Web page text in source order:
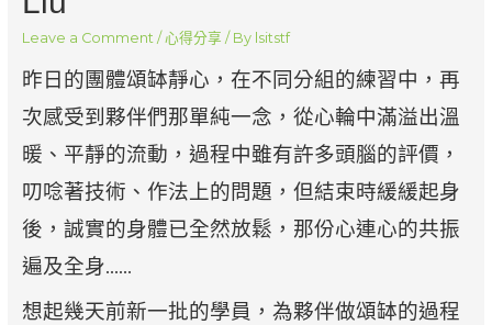
Leave a Comment /心得分享 / By lsitstf
昨日的團體頌缽靜心，在不同分組的練習中，再
次感受到夥伴們那單純一念，從心輪中滿溢出溫
暖、平靜的流動，過程中雖有許多頭腦的評價，
叨唸著技術、作法上的問題，但結束時緩緩起身
後，誠實的身體已全然放鬆，那份心連心的共振
遍及全身……
想起幾天前新一批的學員，為夥伴做頌缽的過程